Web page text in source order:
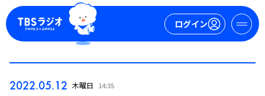
ログイン
2022.05.12 木曜日 14:35